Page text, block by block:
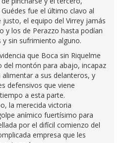
fue el último clavo al
justo, el equipo del Virrey jamás
y los de Perazzo hasta podían
sin sufrimiento alguno.
que Boca sin Riquelme
del montón para abajo, incapaz
a sus delanteros, y
defensivos que viene
a esta parte.
la merecida victoria
anímico fuertísimo para
por el difícil comienzo del
empresa que les